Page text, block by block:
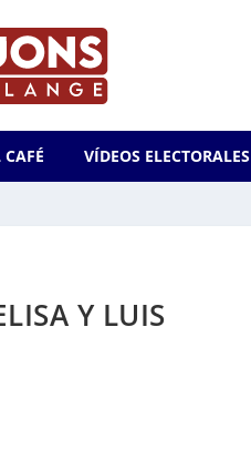
VÍDEOS ELECTORALES
Y LUIS